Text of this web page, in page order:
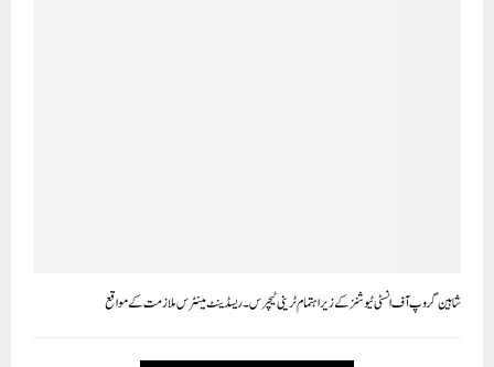
شاہین گروپ آف انسٹی ٹیوشنز کے زیراہتمام ٹرینی ٹیچرس۔ریسڈینٹ مینٹرس ملازمت کے مواقع